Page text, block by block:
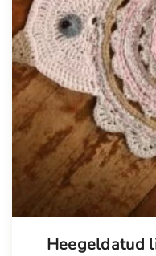
Heegeldatud